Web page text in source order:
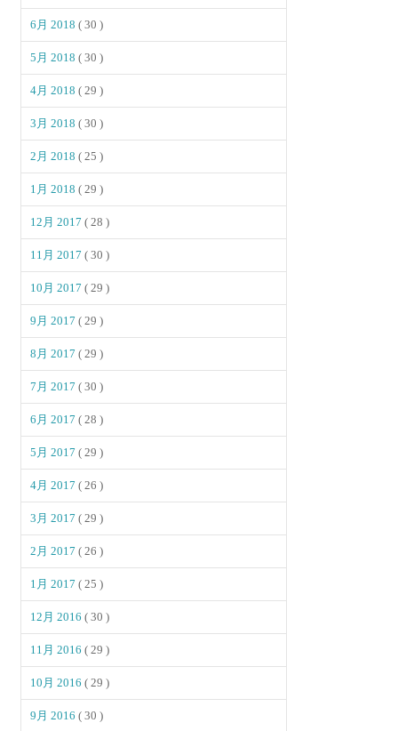
6月 2018( 30 )
5月 2018( 30 )
4月 2018( 29 )
3月 2018( 30 )
2月 2018( 25 )
1月 2018( 29 )
12月 2017( 28 )
11月 2017( 30 )
10月 2017( 29 )
9月 2017( 29 )
8月 2017( 29 )
7月 2017( 30 )
6月 2017( 28 )
5月 2017( 29 )
4月 2017( 26 )
3月 2017( 29 )
2月 2017( 26 )
1月 2017( 25 )
12月 2016( 30 )
11月 2016( 29 )
10月 2016( 29 )
9月 2016( 30 )